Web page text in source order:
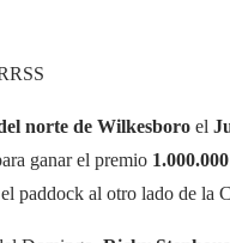
norte de Wilkesboro el
ganar el premio
paddock al otro lado de la